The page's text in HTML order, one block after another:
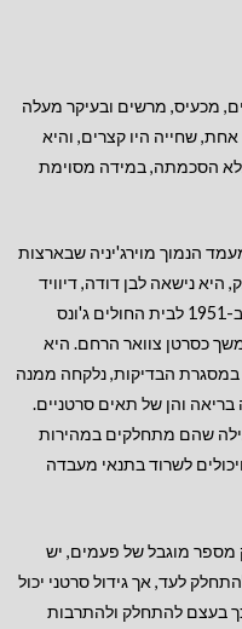
מכעיס, מרשים ובעיקר מעלה
שחייה היו קצרים, והיא
ובלא הסכמתה, במידה מסוימת
הנמוך מוירג'יניה שבארצות
היא נישאה לבן דודה, דיוויד
לאקס, ולזוג היו שישה ילדים. היא הובהלה ב-1951 לבית החולים ג'ונס
כסרטן צוואר הרחם. היא
הבדיקות, נלקחה ממנה
והן של תאים סרטניים.
שהם מתחלקים במהירות
כל כ-20-24 שעות, ויכולים לשרוד בתנאי מעבדה
מספר מוגבל של פעמים, יש
לעד, אך גידול סרטני יכול
בעצם להתחלק ולהתרבות